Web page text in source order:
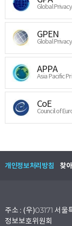
Global
GPEN
Global
APPA
Asia Pacific
CoE
Council of
개인정보처리방침 찾
주소 : (우)03171 서울
정보보호위원회